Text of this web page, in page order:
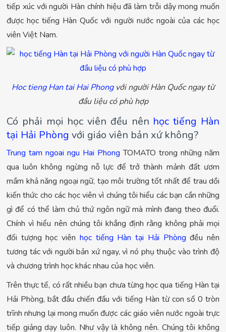
tiếp xúc với người Hàn chính hiệu đã làm trỗi dậy mong muốn
được học tiếng Hàn Quốc với người nước ngoài của các học
viên Việt Nam.
Hoc tieng Han tai Hai Phongvới người Hàn Quốc ngay từ
đầu liệu có phù hợp
Có phải mọi học viên đều nên học tiếng Hàn
tại Hải Phòng với giáo viên bản xứ không?
Trung tam ngoai ngu Hai Phong TOMATO trong những năm
qua luôn không ngừng nỗ lực để trở thành mảnh đất ươm
mầm khả năng ngoại ngữ, tạo môi trường tốt nhất để trau dồi
kiến thức cho các học viên vì chúng tôi hiểu các bạn cần những
gì để có thể làm chủ thứ ngôn ngữ mà mình đang theo đuổi.
Chính vì hiểu nên chúng tôi khẳng định rằng không phải mọi
đối tượng học viên học tiếng Hàn tại Hải Phòng đều nên
tương tác với người bản xứ ngay, vì nó phụ thuộc vào trình độ
và chương trình học khác nhau của học viên.
Trên thực tế, có rất nhiều bạn chưa từng học qua tiếng Hàn tại
Hải Phòng, bắt đầu chiến đấu với tiếng Hàn từ con số 0 tròn
trĩnh nhưng lại mong muốn được các giáo viên nước ngoài trực
tiếp giảng dạy luôn. Như vậy là không nên. Chúng tôi không